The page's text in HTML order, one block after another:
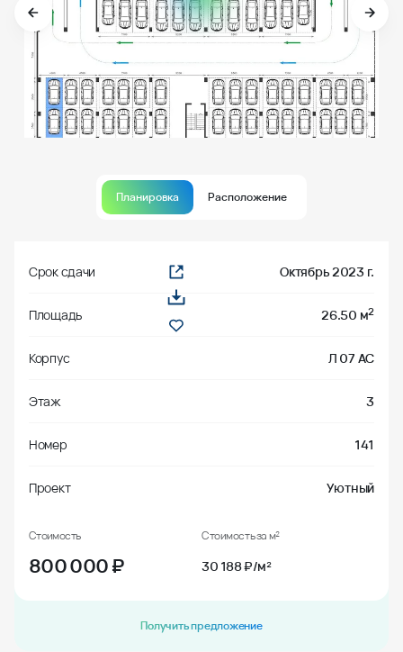
Планировка Расположение
Срок сдачи Октябрь 2023 г.
Площадь 26.50 м2
Корпус Л 07 АС
Этаж 3
Номер 141
Проект Уютный
Стоимость
800 000₽
Стоимость за м²
30 188 ₽/м²
Получить предложение